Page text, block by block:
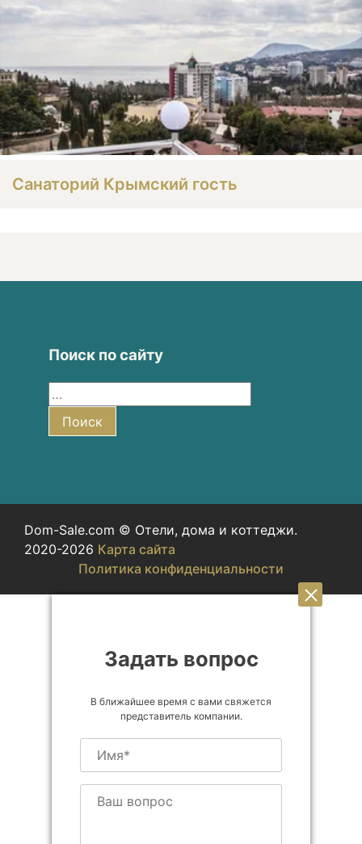
Санаторий Крымский гость
Поиск по сайту
Поиск
Dom-Sale.com © Отели, дома и коттеджи.
2020-2026 Карта сайта
Политика конфиденциальности
Задать вопрос
В ближайшее время с вами свяжется
представитель компании.